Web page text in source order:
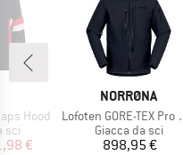
Hood
sci
ridotto
€
MARCHIO
NORRØNA
Articolo
Lofoten GORE-TEX Pro Jacket
Gruppo di prodotti
Giacca da sci
Prezzo
898,95 €